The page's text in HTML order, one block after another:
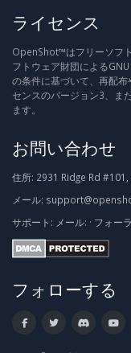
ライセンス
OpenShot™はフリーソフ
フトウェア財団による
の条件に基づいて、再配
センスのバージョン3、ま
ます。
お問い合わせ
住所: 2931 Ridge Rd
メール:
サポート: メール: · フォー
フォローする